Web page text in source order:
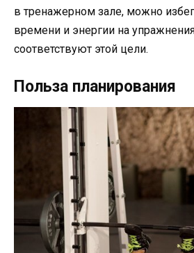
в тренажерном зале, можно
времени и энергии на
соответствуют этой цели.
Польза планирования